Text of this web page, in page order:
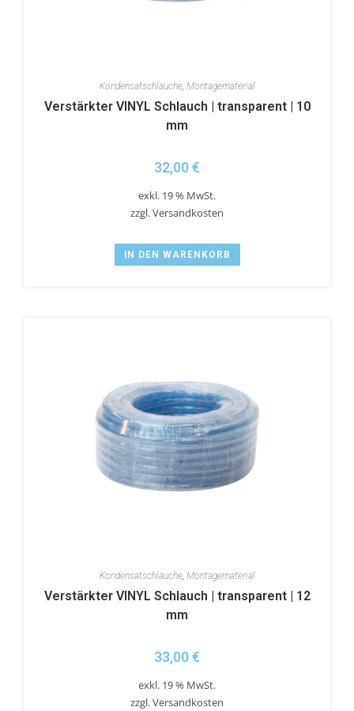
Kondensatschläuche, Montagematerial
Verstärkter VINYL Schlauch | transparent | 10
mm
32,00€
exkl. 19 % MwSt.
zzgl.Versandkosten
IN DEN WARENKORB
Kondensatschläuche, Montagematerial
Verstärkter VINYL Schlauch | transparent | 12
mm
33,00€
exkl. 19 % MwSt.
zzgl.Versandkosten